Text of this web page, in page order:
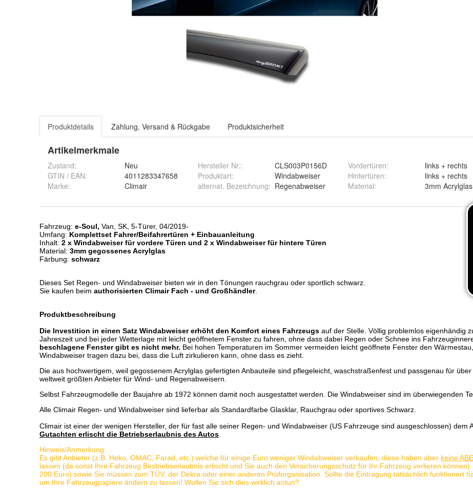
Produktdetails Zahlung, Versand & Rückgabe Produktsicherheit
Artikelmerkmale
Zustand:
Neu
GTIN / EAN:
4011283347658
Marke:
Climair
Hersteller Nr.:
CLS003P0156D
Produktart:
Windabweiser
alternat. Bezeichnung: Regenabweiser
Vordertüren:
links + rechts
Hintertüren:
links + rechts
Material: 3mm Acrylglas